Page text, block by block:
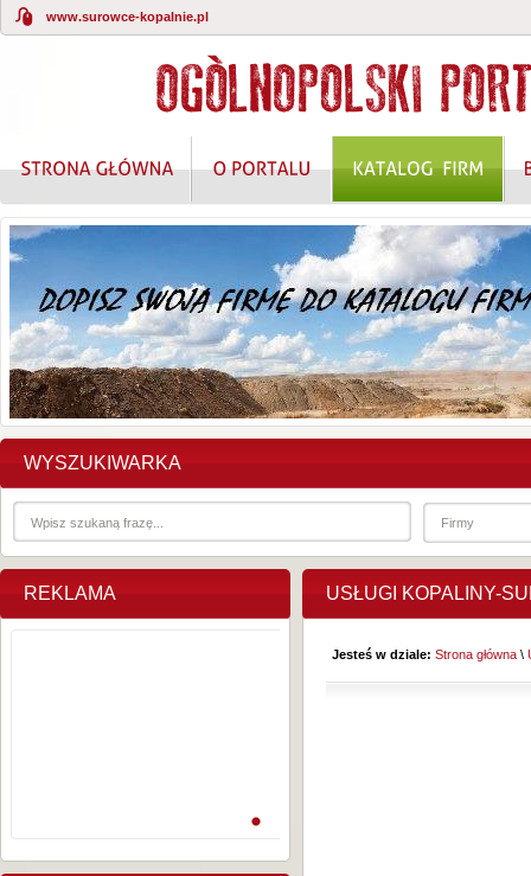
www.surowce-kopalnie.pl
KOMPLEKSOWE ROZWIĄZANIA W ZAKRESIE
WYSZUKIWARKA
REKLAMA USŁUGI KOPALINY-
Jesteś w dziale: Strona główna \